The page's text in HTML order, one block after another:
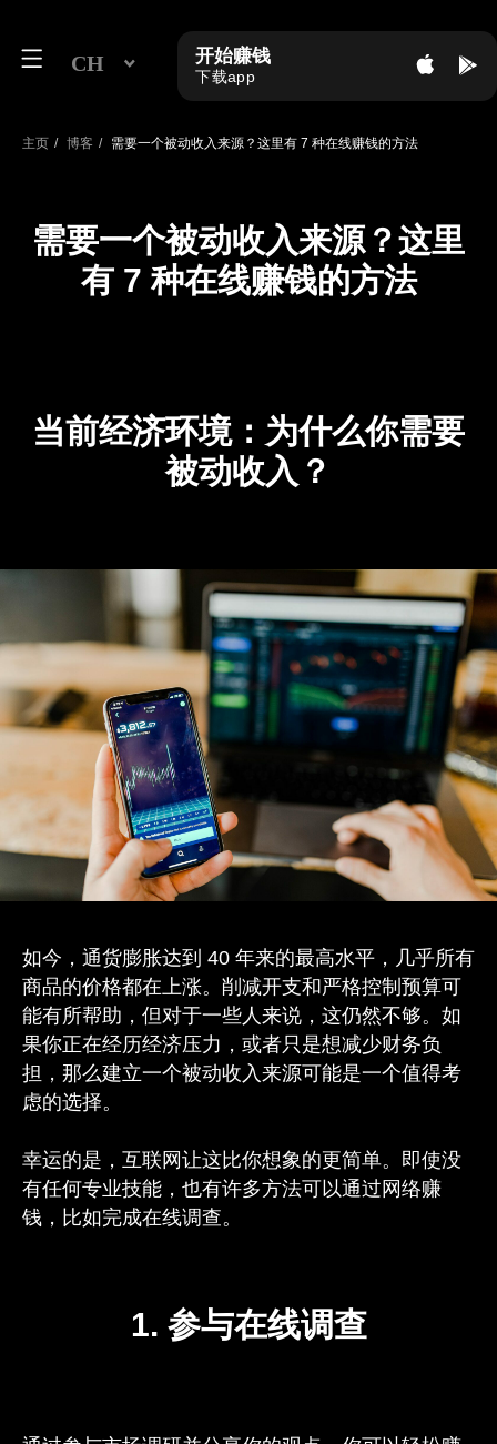
开始赚钱
主页 / 博客 / 需要一个被动收入来源？这里有 7 种在线赚钱的方法
需要一个被动收入来源？这里
有 7 种在线赚钱的方法
当前经济环境：为什么你需要
被动收入？
如今，通货膨胀达到 40 年来的最高水平，几乎所有
商品的价格都在上涨。削减开支和严格控制预算可
能有所帮助，但对于一些人来说，这仍然不够。如
果你正在经历经济压力，或者只是想减少财务负
担，那么建立一个被动收入来源可能是一个值得考
虑的选择。
幸运的是，互联网让这比你想象的更简单。即使没
有任何专业技能，也有许多方法可以通过网络赚
钱，比如完成在线调查。
1. 参与在线调查